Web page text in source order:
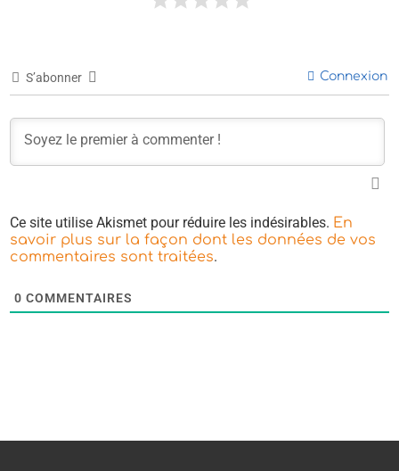
S’abonner Connexion
Ce site utilise Akismet pour réduire les indésirables. En
savoir plus sur la façon dont les données de vos
commentaires sont traitées.
0 COMMENTAIRES